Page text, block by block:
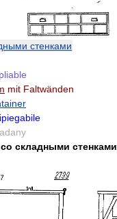
стенками
mit Faltwänden
со складными стенками